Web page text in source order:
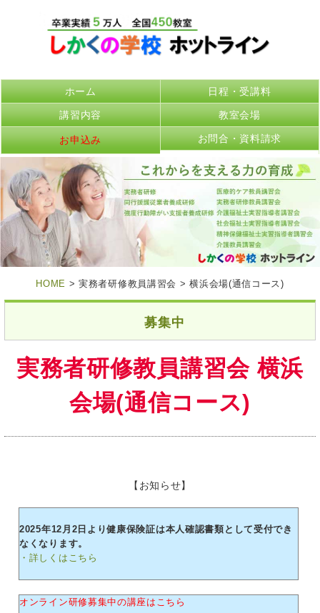
ホーム 日程・受講料
講習内容 教室会場
お申込み お問合・資料請求
HOME > 実務者研修教員講習会 > 横浜会場(通信コース)
募集中
実務者研修教員講習会 横浜
会場(通信コース)
【お知らせ】
2025年12月2日より健康保険証は本人確認書類として受付でき
なくなります。
・詳しくはこちら
オンライン研修募集中の講座はこちら